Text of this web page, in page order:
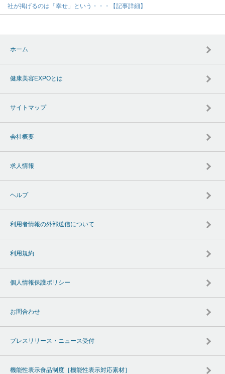
社が掲げるのは「幸せ」という・・・【記事詳細】
ホーム
健康美容EXPOとは
サイトマップ
会社概要
求人情報
ヘルプ
利用者情報の外部送信について
利用規約
個人情報保護ポリシー
お問合わせ
プレスリリース・ニュース受付
機能性表示食品制度［機能性表示対応素材］